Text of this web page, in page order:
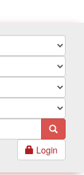
Login